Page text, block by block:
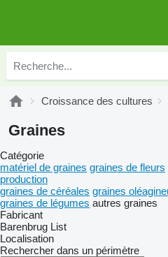
Croissance des cultures
Graines
Catégorie
matériel de graines graines de fleurs
production
graines de céréales graines
graines de légumes autres graines
Fabricant
Barenbrug List
Localisation
Rechercher dans un périmètre